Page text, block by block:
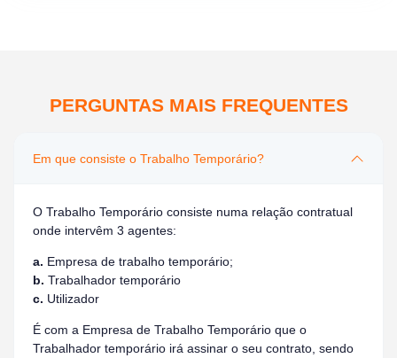
PERGUNTAS MAIS FREQUENTES
Em que consiste o Trabalho Temporário?
O Trabalho Temporário consiste numa relação contratual
onde intervêm 3 agentes:
a. Empresa de trabalho temporário;
b. Trabalhador temporário
c. Utilizador
É com a Empresa de Trabalho Temporário que o
Trabalhador temporário irá assinar o seu contrato, sendo